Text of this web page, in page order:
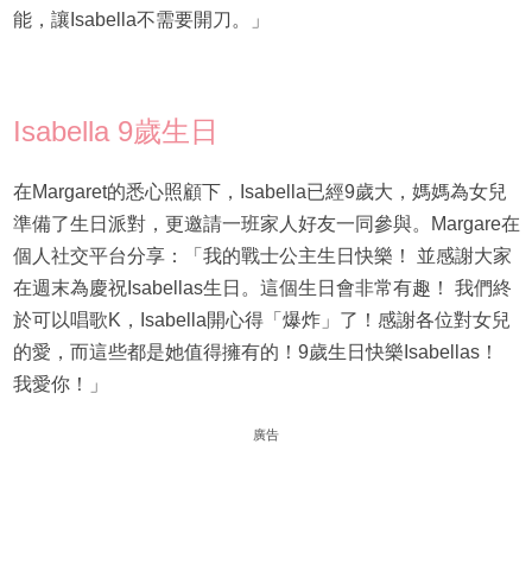
能，讓Isabella不需要開刀。」
Isabella 9歲生日
在Margaret的悉心照顧下，Isabella已經9歲大，媽媽為女兒
準備了生日派對，更邀請一班家人好友一同參與。Margare在
個人社交平台分享：「我的戰士公主生日快樂！ 並感謝大家
在週末為慶祝Isabellas生日。這個生日會非常有趣！ 我們終
於可以唱歌K，Isabella開心得「爆炸」了！感謝各位對女兒
的愛，而這些都是她值得擁有的！9歲生日快樂Isabellas！
我愛你！」
廣告